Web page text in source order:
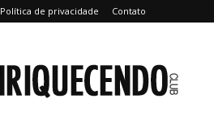
Política de privacidade Contato